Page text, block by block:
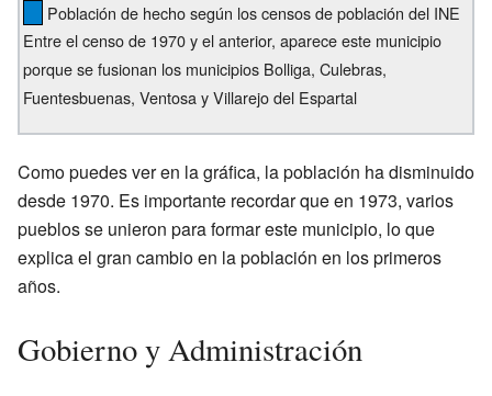
Población de hecho según los censos de población del INE
Entre el censo de 1970 y el anterior, aparece este municipio
porque se fusionan los municipios Bolliga, Culebras,
Fuentesbuenas, Ventosa y Villarejo del Espartal
Como puedes ver en la gráfica, la población ha disminuido
desde 1970. Es importante recordar que en 1973, varios
pueblos se unieron para formar este municipio, lo que
explica el gran cambio en la población en los primeros
años.
Gobierno y Administración